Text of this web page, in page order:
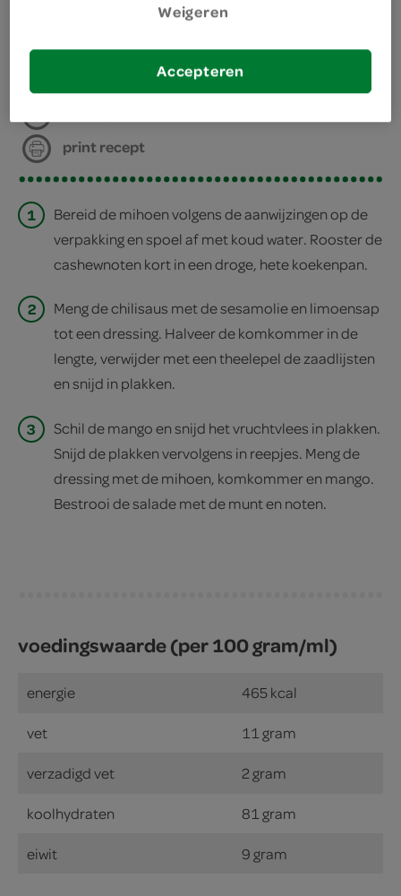
deel op twitter
print recept
1
Bereid de mihoen volgens de aanwijzingen op de
verpakking en spoel af met koud water. Rooster de
cashewnoten kort in een droge, hete koekenpan.
2
Meng de chilisaus met de sesamolie en limoensap
tot een dressing. Halveer de komkommer in de
lengte, verwijder met een theelepel de zaadlijsten
en snijd in plakken.
3
Schil de mango en snijd het vruchtvlees in plakken.
Snijd de plakken vervolgens in reepjes. Meng de
dressing met de mihoen, komkommer en mango.
Bestrooi de salade met de munt en noten.
voedingswaarde (per 100 gram/ml)
energie 465 kcal
vet 11 gram
verzadigd vet 2 gram
koolhydraten 81 gram
eiwit 9 gram
Weigeren
Accepteren